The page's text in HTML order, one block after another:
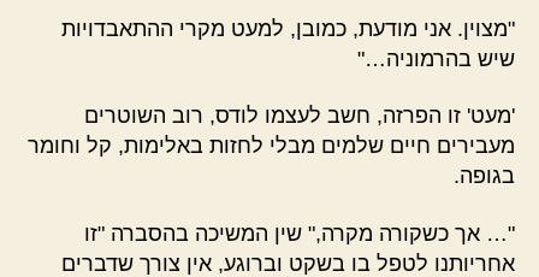
"מצוין. אני מודעת, כמובן, למעט מקרי ההתאבדויות
שיש בהרמוניה…"
'מעט' זו הפרזה, חשב לעצמו לודס, רוב השוטרים
מעבירים חיים שלמים מבלי לחזות באלימות, קל וחומר
בגופה.
"… אך כשקורה מקרה," שין המשיכה בהסברה "זו
אחריותנו לטפל בו בשקט וברוגע, אין צורך שדברים